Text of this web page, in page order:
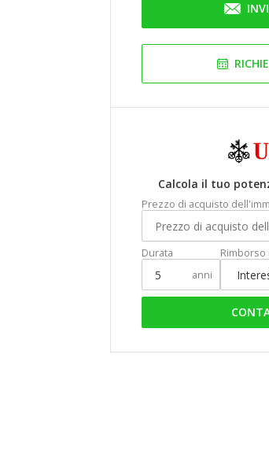
Calcola il tuo
Prezzo di acquisto
Durata
anni